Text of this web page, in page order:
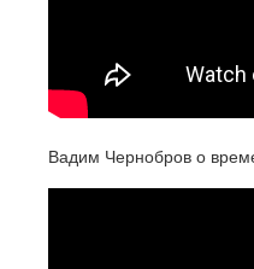
Вадим Чернобров о